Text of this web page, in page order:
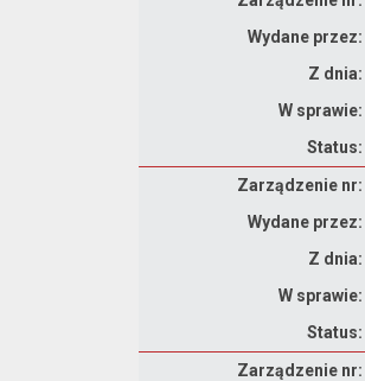
Wydane przez:
Z dnia:
W sprawie:
Status:
Zarządzenie nr:
Wydane przez:
Z dnia:
W sprawie:
Status:
Zarządzenie nr: